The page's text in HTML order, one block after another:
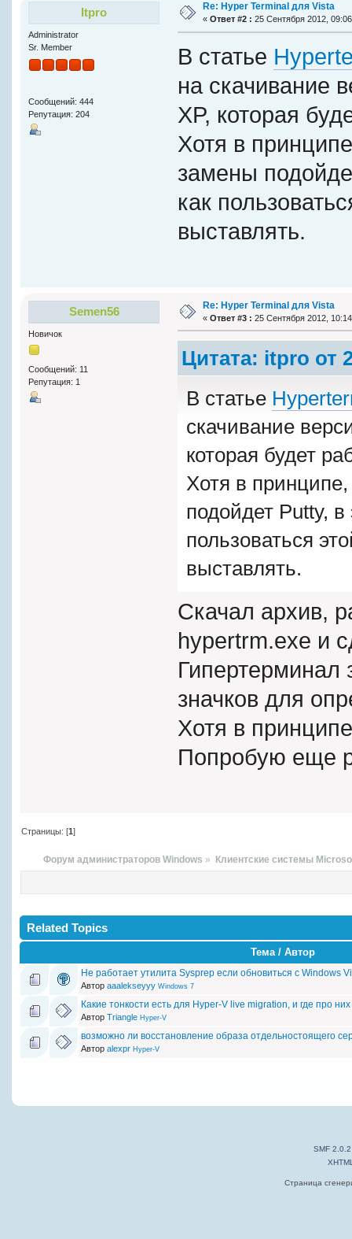
Itpro
Administrator
Sr. Member
Сообщений: 444
Репутация: 204
Re: Hyper Terminal для Vista
« Ответ #2 : 25 Сентября 2012,
В статье
на скачивание
XP, которая
Хотя в
замены
как
выставлять.
Semen56
Новичок
Сообщений: 11
Репутация: 1
Re: Hyper Terminal для Vista
« Ответ #3 : 25 Сентября 2012,
Цитата: itpro от
В статье
скачивание
которая будет
Хотя в
подойдет Putty, в
пользоваться
выставлять.
Скачал архив,
hypertrm.exe и
Гипертерминал
значков для
Хотя в
Попробую еще
Страницы: [1]
Форум администраторов Windows » Клиентские системы
Related Topics
Тема / Автор
Не работает утилита Sysprep если обновиться с Windows
Автор aaalekseyyy Windows 7
Какие тонкости есть для Hyper-V live migration, и где про
Автор Triangle Hyper-V
возможно ли восстановление образа отдельностоящего
Автор alexpr Hyper-V
SMF 2.0.2
Страница